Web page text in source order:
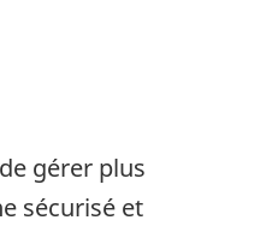
gérer plus
sécurisé et